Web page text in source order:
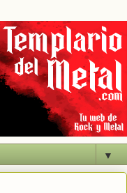
▼